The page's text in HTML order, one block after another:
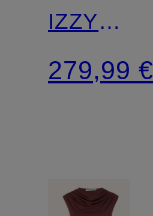
IZZY
mit 3/4-
Arm
279,99 €